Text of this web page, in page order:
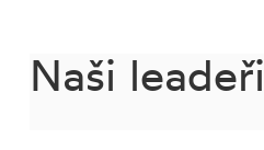
Naši leadeři